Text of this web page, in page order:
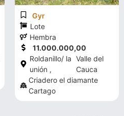
Gyr
Lote
Hembra
11.000.000,00
Roldanillo/ la
unión ,
Valle del
Cauca
Criadero el diamante
Cartago